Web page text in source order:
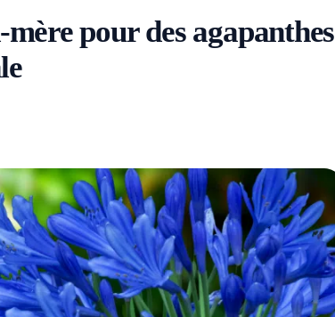
pour des agapanthes